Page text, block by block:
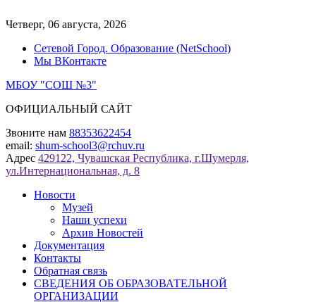
к
Четверг, 06 августа, 2026
Сетевой Город. Образование (NetSchool)
Мы ВКонтакте
МБОУ "СОШ №3"
ОФИЦИАЛЬНЫЙ САЙТ
Звоните нам 88353622454
email: shum-school3@rchuv.ru
Адрес 429122, Чувашская Республика, г.Шумерля,
ул.Интернациональная, д. 8
Новости
Музей
Наши успехи
Архив Новостей
Документация
Контакты
Обратная связь
СВЕДЕНИЯ ОБ ОБРАЗОВАТЕЛЬНОЙ
ОРГАНИЗАЦИИ